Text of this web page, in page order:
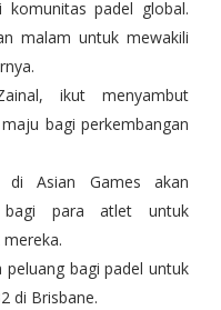
komunitas padel global.
malam untuk mewakili
ikut menyambut
bagi perkembangan
di Asian Games akan
bagi para atlet untuk
peluang bagi padel untuk
di Brisbane.